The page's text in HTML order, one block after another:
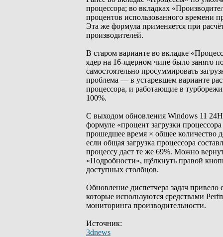
процессора; во вкладках
процентов использованного времени
Эта же формула применяется при
производителей.
В старом варианте во вкладке
ядер на 16-ядерном чипе было занято
самостоятельно просуммировать
проблема — в устаревшем варианте
процессора, и работающие в
100%.
С выходом обновления Windows 11
формуле «процент загрузки
прошедшее время × общее количество
если общая загрузка процессора
процессу даст те же 69%. Можно
«Подробности», щёлкнуть правой
доступных столбцов.
Обновление диспетчера задач привело
которые используются средствами
мониторинга производительности.
Источник:
3dnews